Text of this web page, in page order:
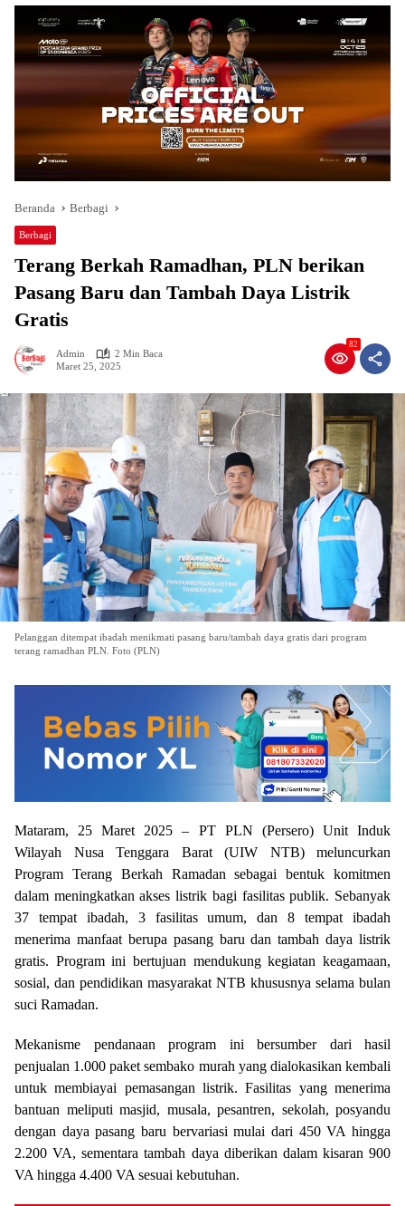
Beranda Berbagi
Berbagi
Terang Berkah Ramadhan, PLN berikan
Pasang Baru dan Tambah Daya Listrik
Gratis
Admin
2 Min Baca
Maret 25, 2025
82
Pelanggan ditempat ibadah menikmati pasang baru/tambah daya gratis dari program
terang ramadhan PLN. Foto (PLN)
Mataram, 25 Maret 2025 – PT PLN (Persero) Unit Induk
Wilayah Nusa Tenggara Barat (UIW NTB) meluncurkan
Program Terang Berkah Ramadan sebagai bentuk komitmen
dalam meningkatkan akses listrik bagi fasilitas publik. Sebanyak
37 tempat ibadah, 3 fasilitas umum, dan 8 tempat ibadah
menerima manfaat berupa pasang baru dan tambah daya listrik
gratis. Program ini bertujuan mendukung kegiatan keagamaan,
sosial, dan pendidikan masyarakat NTB khususnya selama bulan
suci Ramadan.
Mekanisme pendanaan program ini bersumber dari hasil
penjualan 1.000 paket sembako murah yang dialokasikan kembali
untuk membiayai pemasangan listrik. Fasilitas yang menerima
bantuan meliputi masjid, musala, pesantren, sekolah, posyandu
dengan daya pasang baru bervariasi mulai dari 450 VA hingga
2.200 VA, sementara tambah daya diberikan dalam kisaran 900
VA hingga 4.400 VA sesuai kebutuhan.